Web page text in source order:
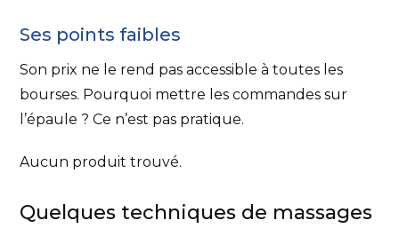
Ses points faibles
Son prix ne le rend pas accessible à toutes les
bourses. Pourquoi mettre les commandes sur
l’épaule ? Ce n’est pas pratique.
Aucun produit trouvé.
Quelques techniques de massages